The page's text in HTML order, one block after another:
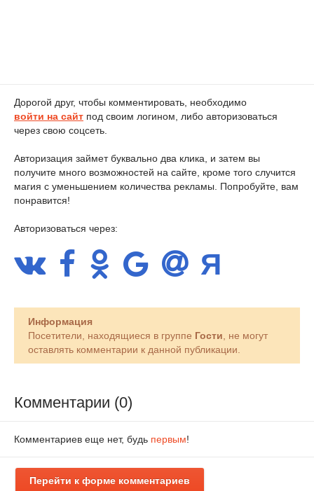
Дорогой друг, чтобы комментировать, необходимо
войти на сайт под своим логином, либо авторизоваться
через свою соцсеть.
Авторизация займет буквально два клика, и затем вы
получите много возможностей на сайте, кроме того случится
магия с уменьшением количества рекламы. Попробуйте, вам
понравится!
Авторизоваться через:
Информация
Посетители, находящиеся в группе Гости , не могут
оставлять комментарии к данной публикации.
Комментарии (0)
Комментариев еще нет, будь первым!
Перейти к форме комментариев